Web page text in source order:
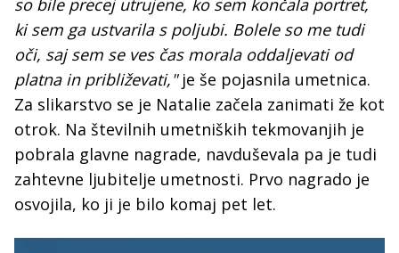
so bile precej utrujene, ko sem končala portret,
ki sem ga ustvarila s poljubi. Bolele so me tudi
oči, saj sem se ves čas morala oddaljevati od
platna in približevati," je še pojasnila umetnica.
Za slikarstvo se je Natalie začela zanimati že kot
otrok. Na številnih umetniških tekmovanjih je
pobrala glavne nagrade, navduševala pa je tudi
zahtevne ljubitelje umetnosti. Prvo nagrado je
osvojila, ko ji je bilo komaj pet let.